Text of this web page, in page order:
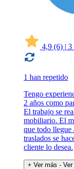
4,9 (6) | 3
1 han repetido
Tengo
2 años como
El trabajo se
mobiliario. El
que todo llegue
traslados se
cliente lo desea.
+ Ver más -